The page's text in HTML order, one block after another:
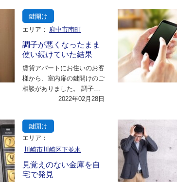
鍵開け
エリア： 府中市南町
調子が悪くなったまま
使い続けていた結果
賃貸アパートにお住いのお客
様から、室内扉の鍵開けのご
相談がありました。 調子が
悪くなったと感じていたの
2022年02月28日
鍵開け
エリア：
川崎市川崎区下並木
見覚えのない金庫を自
宅で発見